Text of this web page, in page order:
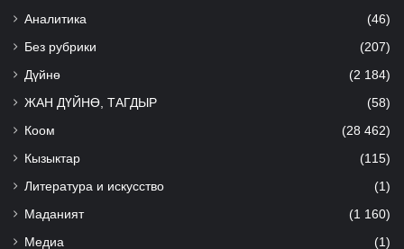
Аналитика (46)
Без рубрики (207)
Дүйнө (2 184)
ЖАН ДҮЙНӨ, ТАГДЫР (58)
Коом (28 462)
Кызыктар (115)
Литература и искусство (1)
Маданият (1 160)
Медиа (1)